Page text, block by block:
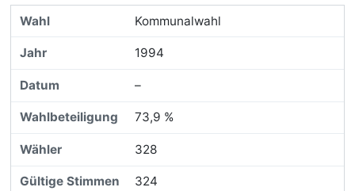
Kommunalwahl
1994
–
73,9 %
328
324